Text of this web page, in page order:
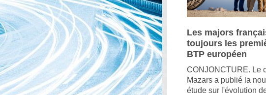
Les majors
toujours les
BTP européen
CONJONCTURE. Le
Mazars a publié la
étude sur l'évolution